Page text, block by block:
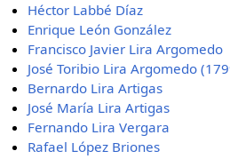
Héctor Labbé Díaz
Enrique León González
Francisco Javier Lira Argomedo
José Toribio Lira Argomedo
Bernardo Lira Artigas
José María Lira Artigas
Fernando Lira Vergara
Rafael López Briones